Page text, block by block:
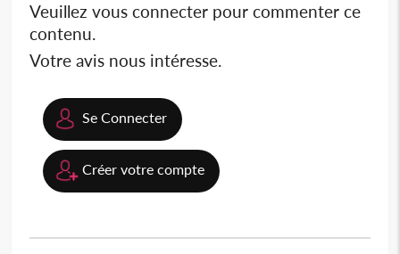
Veuillez vous connecter pour commenter ce
contenu.
Votre avis nous intéresse.
Se Connecter
Créer votre compte